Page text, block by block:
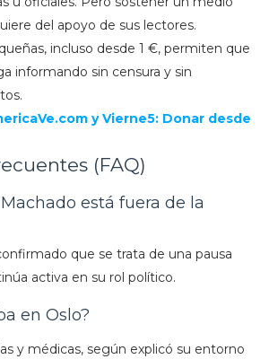
del apoyo de sus lectores.
incluso desde 1 €, permiten que
informando sin censura y sin
yVierne5: Donar desde
(FAQ)
está fuera de la
que se trata de una pausa
activa en su rol político.
en Oslo?
y médicas, según explicó su entorno